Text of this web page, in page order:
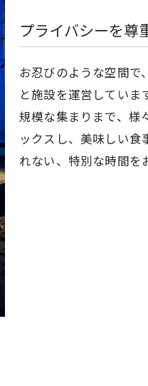
プライバシーを尊
お忍びのような空間で
と施設を運営していま
規模な集まりまで、様
ックスし、美味しい食
れない、特別な時間を